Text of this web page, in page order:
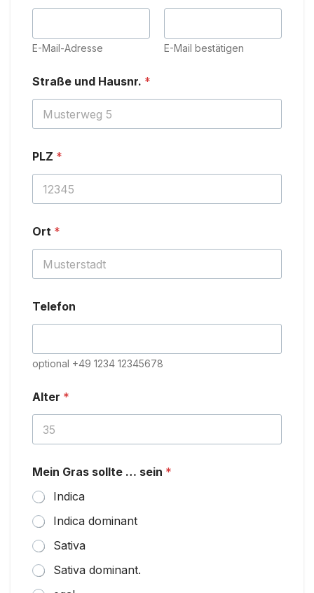
E-Mail-Adresse E-Mail bestätigen
Straße und Hausnr. *
PLZ *
Ort *
Telefon
optional +49 1234 12345678
Alter *
Mein Gras sollte … sein *
Indica
Indica dominant
Sativa
Sativa dominant.